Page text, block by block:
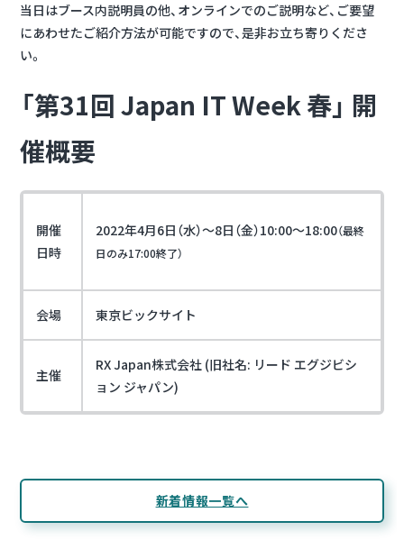
当日はブース内説明員の他、オンラインでのご説明など、ご要望
にあわせたご紹介方法が可能ですので、是非お立ち寄りくださ
い。
「第31回 Japan IT Week 春」 開
催概要
開催
日時
2022年4月6日（水）～8日（金）10:00～18:00（最終
日のみ17:00終了）
会場 東京ビックサイト
主催
RX Japan株式会社 (旧社名: リード エグジビシ
ョン ジャパン)
新着情報一覧へ